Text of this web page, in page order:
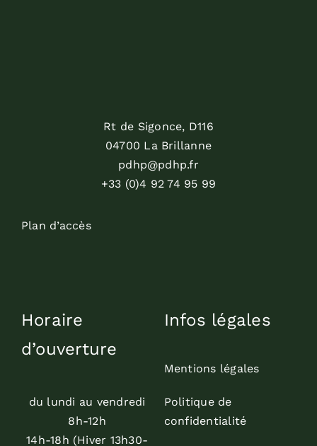
Rt de Sigonce, D116
04700 La Brillanne
pdhp@pdhp.fr
+33 (0)4 92 74 95 99
Plan d’accès
Horaire
d’ouverture
du lundi au vendredi
8h-12h
14h-18h (Hiver 13h30-
Infos légales
Mentions légales
Politique de
confidentialité